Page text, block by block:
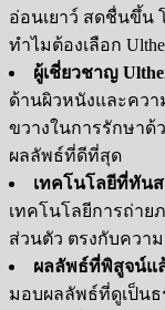
อ่อนเยาว์ สดชื่นขึ้น
ทำไมต้องเลือก
ผู้เชี่ยวชาญ
ด้านผิวหนังและควา
ขวางในการรักษาด้
ผลลัพธ์ที่ดีที่สุด
เทคโนโลยีที่ทัน
เทคโนโลยีการถ่าย
ส่วนตัว ตรงกับควา
ผลลัพธ์ที่พิสูจน์แ
มอบผลลัพธ์ที่ดูเป็น